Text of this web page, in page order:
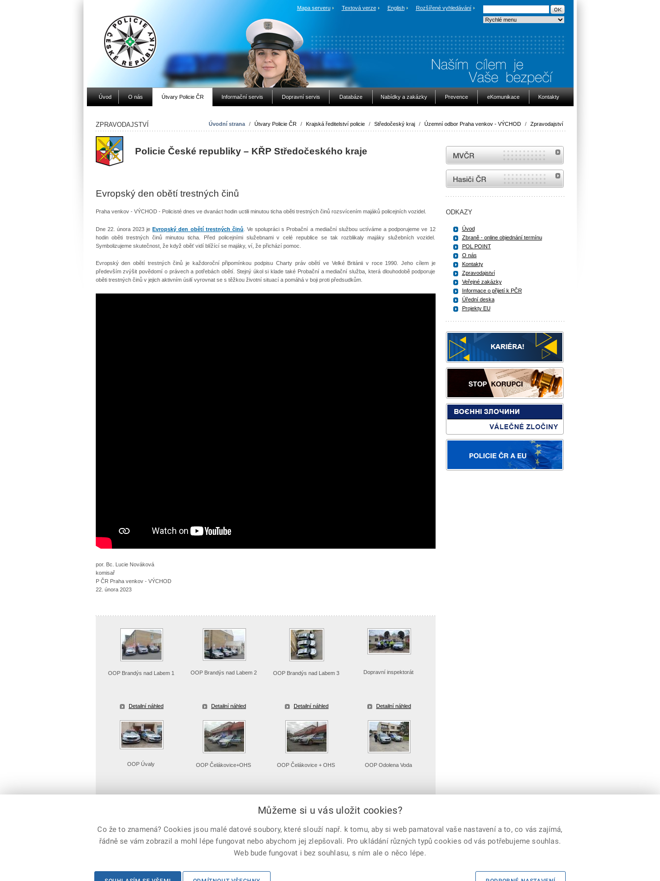
Mapa serveru Textová verze English Rozšířené vyhledávání
Úvod O nás Útvary Policie ČR Informační servis Dopravní servis Databáze Nabídky a zakázky Prevence eKomunikace Kontakty
Úvodní strana / Útvary Policie ČR / Krajská ředitelství policie / Středočeský kraj / Územní odbor Praha venkov - VÝCHOD / Zpravodajství
ZPRAVODAJSTVÍ
Policie České republiky – KŘP Středočeského kraje
Evropský den obětí trestných činů
Praha venkov - VÝCHOD - Policisté dnes ve dvanáct hodin uctili minutou ticha oběti trestných činů rozsvícením majáků policejních vozidel.
Dne 22. února 2023 jeEvropský den obětí trestných činů . Ve spolupráci s Probační a mediační službou uctíváme a podporujeme ve 12
hodin oběti trestných činů minutou ticha. Před policejními služebnami v celé republice se tak rozblikaly majáky služebních vozidel.
Symbolizujeme skutečnost, že když oběť vidí blížící se majáky, ví, že přichází pomoc.
Evropský den obětí trestných činů je každoroční připomínkou podpisu Charty práv obětí ve Velké Británii v roce 1990. Jeho cílem je
především zvýšit povědomí o právech a potřebách obětí. Stejný úkol si klade také Probační a mediační služba, která dlouhodobě podporuje
oběti trestných činů v jejich aktivním úsilí vyrovnat se s těžkou životní situací a pomáhá v boji proti předsudkům.
por. Bc. Lucie Nováková
komisař
P ČR Praha venkov - VÝCHOD
22. února 2023
OOP Brandýs nad Labem 1
Detailní náhled
OOP Brandýs nad Labem 2
Detailní náhled
OOP Brandýs nad Labem 3
Detailní náhled
Dopravní inspektorát
Detailní náhled
OOP Úvaly OOP Čelákovice+OHS OOP Čelákovice + OHS OOP Odolena Voda
vytisknout
e-mailem
Facebook
MVČR
internetové stránky Hasiči ČR
ODKAZY
Úvod
Zbraně - online objednání termínu
POL POINT
O nás
Kontakty
Zpravodajství
Veřejné zakázky
Informace o přijetí k PČR
Úřední deska
Projekty EU
© 2026 Policie ČR, všechna práva vyhrazena Mapa serveru Prohlášení o přístupnosti | RSS
Můžeme si u vás uložit cookies?
Co že to znamená? Cookies jsou malé datové soubory, které slouží např. k tomu, aby si web pamatoval vaše nastavení a to, co vás zajímá,
řádně se vám zobrazil a mohl lépe fungovat nebo abychom jej zlepšovali. Pro ukládání různých typů cookies od vás potřebujeme souhlas.
Web bude fungovat i bez souhlasu, s ním ale o něco lépe.